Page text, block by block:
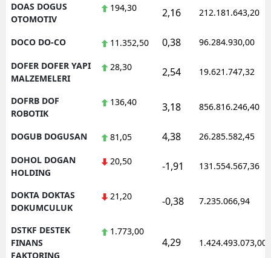
DOAS DOGUS
OTOMOTIV
194,30 2,16 212.181.643,20
DOCO DO-CO 11.352,50 0,38 96.284.930,00
DOFER DOFER YAPI
MALZEMELERI
28,30 2,54 19.621.747,32
DOFRB DOF
ROBOTIK
136,40 3,18 856.816.246,40
DOGUB DOGUSAN 81,05 4,38 26.285.582,45
DOHOL DOGAN
HOLDING
20,50 -1,91 131.554.567,36
DOKTA DOKTAS
DOKUMCULUK
21,20 -0,38 7.235.066,94
DSTKF DESTEK
FINANS
FAKTORING
1.773,00
4,29 1.424.493.073,00